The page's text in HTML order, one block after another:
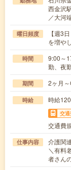
西金沢
／大河
曜日頻度
【週3
を増や
時間
9:00～
勤、夜
期間 2ヶ月
時給 時給
交
交通費
仕事内容
介護関
＼有料
者さん